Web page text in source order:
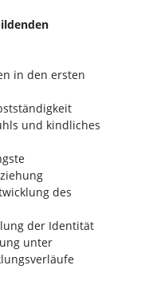
in den ersten
und kindliches
des
der Identität
unter